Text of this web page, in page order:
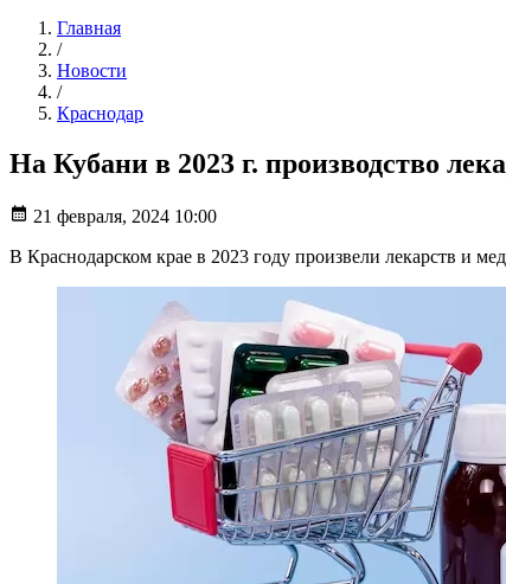
Главная
/
Новости
/
Краснодар
На Кубани в 2023 г. производство
21 февраля, 2024 10:00
В Краснодарском крае в 2023 году произвели лекарств и